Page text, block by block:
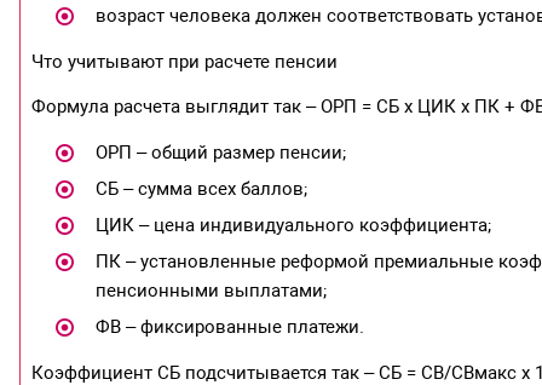
возраст человека должен соответствовать
Что учитывают при расчете пенсии
Формула расчета выглядит так – ОРП = СБ х ЦИК х ПК +
ОРП – общий размер пенсии;
СБ – сумма всех баллов;
ЦИК – цена индивидуального коэффициента;
ПК – установленные реформой премиальные
пенсионными выплатами;
ФВ – фиксированные платежи.
Коэффициент СБ подсчитывается так – СБ = СВ/СВмакс х